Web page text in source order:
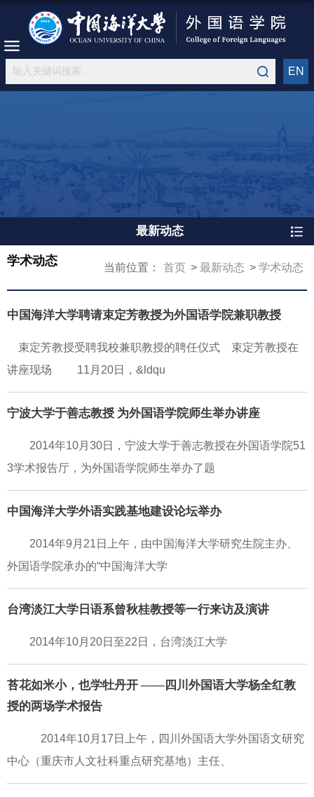
EN
最新动态
当前位置： 首页 最新动态 学术动态
学术动态
中国海洋大学聘请束定芳教授为外国语学院兼职教授
束定芳教授受聘我校兼职教授的聘任仪式 束定芳教授在
讲座现场 11月20日，&ldqu
宁波大学于善志教授 为外国语学院师生举办讲座
2014年10月30日，宁波大学于善志教授在外国语学院51
3学术报告厅，为外国语学院师生举办了题
中国海洋大学外语实践基地建设论坛举办
2014年9月21日上午，由中国海洋大学研究生院主办、
外国语学院承办的“中国海洋大学
台湾淡江大学日语系曾秋桂教授等一行来访及演讲
2014年10月20日至22日，台湾淡江大学
苔花如米小，也学牡丹开 ——四川外国语大学杨全红教
授的两场学术报告
2014年10月17日上午，四川外国语大学外国语文研究
中心（重庆市人文社科重点研究基地）主任、